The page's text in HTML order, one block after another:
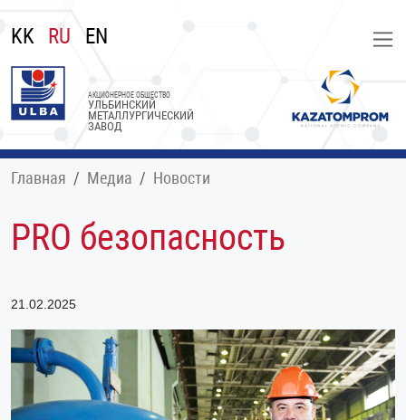
KK RU EN
УЛЬБИНСКИЙ
МЕТАЛЛУРГИЧЕСКИЙ
ЗАВОД
АКЦИОНЕРНОЕ ОБЩЕСТВО
Главная Медиа Новости
PRO безопасность
21.02.2025